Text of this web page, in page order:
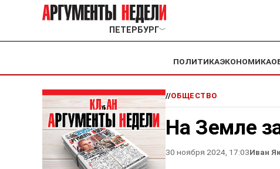
ПЕТЕРБУРГ﹀
ПОЛИТИКАЭКОНОМИКА
//ОБЩЕСТВО
На Земле
30 ноября 2024, 17:03Иван